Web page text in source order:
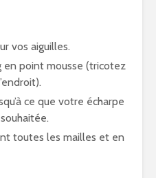
vos aiguilles.
en point mousse (tricotez
ce que votre écharpe
toutes les mailles et en